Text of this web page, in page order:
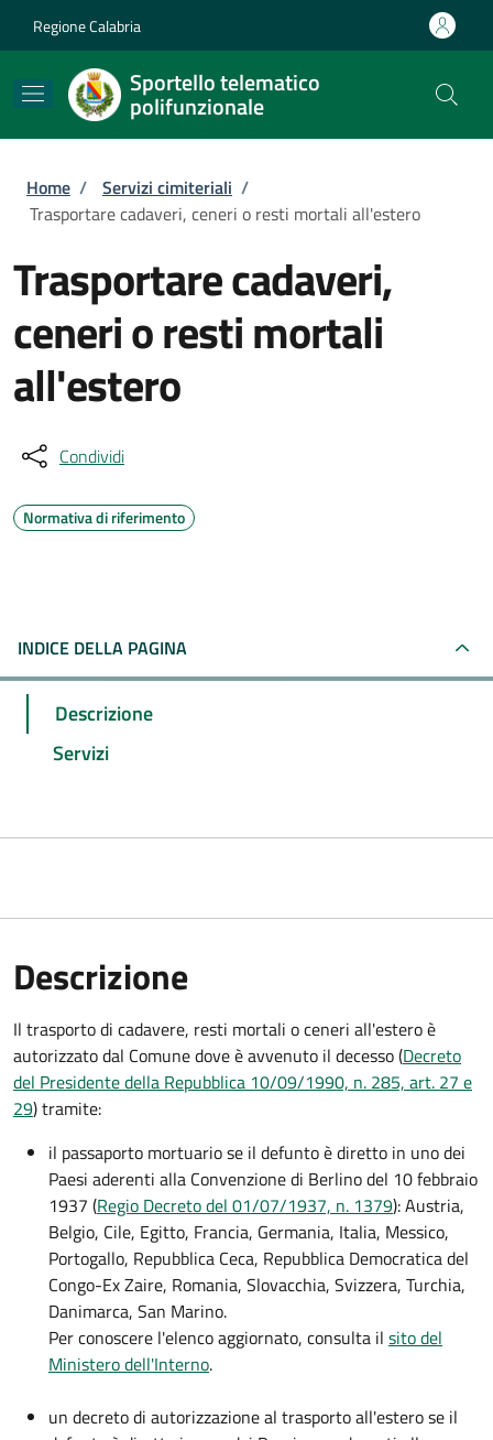
Regione Calabria
Sportello telematico
polifunzionale
Briciole di pane
Home / Servizi cimiteriali /
Trasportare cadaveri, ceneri o resti mortali all'estero
Trasportare cadaveri,
ceneri o resti mortali
all'estero
Condividi
Normativa di riferimento
INDICE DELLA PAGINA
Descrizione
Servizi
Descrizione
Il trasporto di cadavere, resti mortali o ceneri all'estero è
autorizzato dal Comune dove è avvenuto il decesso (Decreto
del Presidente della Repubblica 10/09/1990, n. 285, art. 27 e
29) tramite:
il passaporto mortuario se il defunto è diretto in uno dei
Paesi aderenti alla Convenzione di Berlino del 10 febbraio
1937 (Regio Decreto del 01/07/1937, n. 1379): Austria,
Belgio, Cile, Egitto, Francia, Germania, Italia, Messico,
Portogallo, Repubblica Ceca, Repubblica Democratica del
Congo-Ex Zaire, Romania, Slovacchia, Svizzera, Turchia,
Danimarca, San Marino.
Per conoscere l'elenco aggiornato, consulta il sito del
Ministero dell'Interno.
un decreto di autorizzazione al trasporto all'estero se il